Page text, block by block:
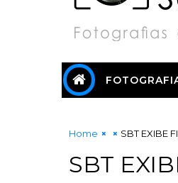
Home SBT EXIBE
SBT